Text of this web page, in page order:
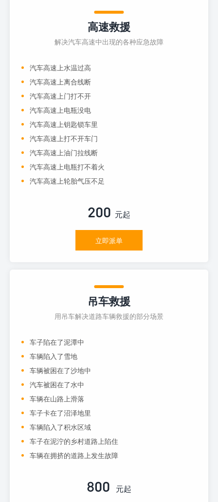
高速救援
解决汽车高速中出现的各种应急故障
汽车高速上水温过高
汽车高速上离合线断
汽车高速上门打不开
汽车高速上电瓶没电
汽车高速上钥匙锁车里
汽车高速上打不开车门
汽车高速上油门拉线断
汽车高速上电瓶打不着火
汽车高速上轮胎气压不足
200 元起
立即派单
吊车救援
用吊车解决道路车辆救援的部分场景
车子陷在了泥潭中
车辆陷入了雪地
车辆被困在了沙地中
汽车被困在了水中
车辆在山路上滑落
车子卡在了沼泽地里
车辆陷入了积水区域
车子在泥泞的乡村道路上陷住
车辆在拥挤的道路上发生故障
800 元起